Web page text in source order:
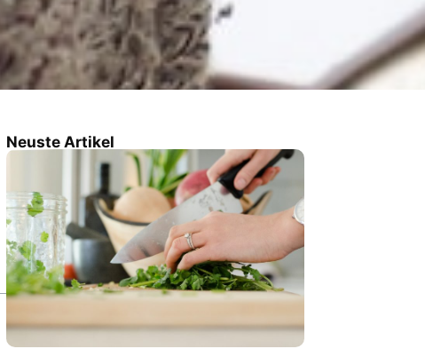
Neuste Artikel